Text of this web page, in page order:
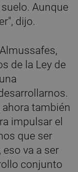
Aunque
dijo.
de la Ley de
también
impulsar el
que ser
va a ser
conjunto